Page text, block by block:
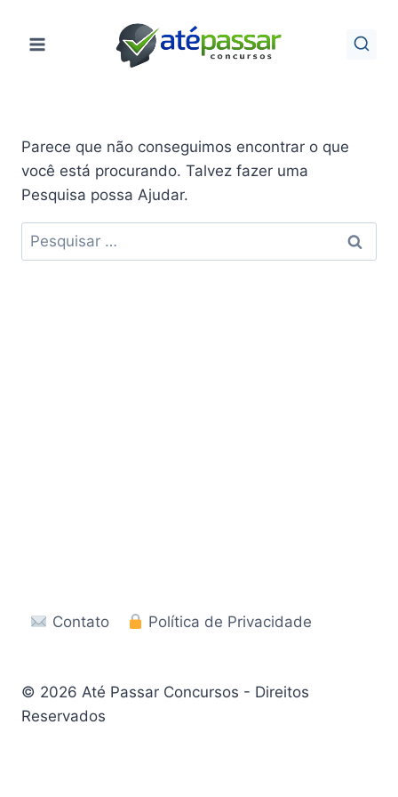
para
Parece que não conseguimos encontrar o que
você está procurando. Talvez fazer uma
Pesquisa possa Ajudar.
Pesquisar
por:
Contato Política de Privacidade
© 2026 Até Passar Concursos - Direitos
Reservados